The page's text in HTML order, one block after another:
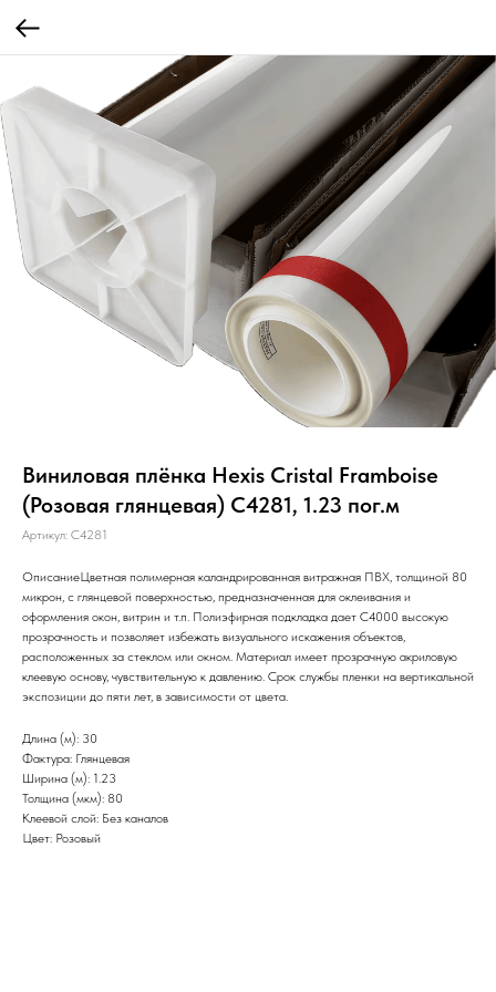
Виниловая плёнка Hexis Cristal Framboise
(Розовая глянцевая) C4281, 1.23 пог.м
Артикул: C4281
ОписаниеЦветная полимерная каландрированная витражная ПВХ, толщиной 80
микрон, с глянцевой поверхностью, предназначенная для оклеивания и
оформления окон, витрин и т.п. Полиэфирная подкладка дает С4000 высокую
прозрачность и позволяет избежать визуального искажения объектов,
расположенных за стеклом или окном. Материал имеет прозрачную акриловую
клеевую основу, чувствительную к давлению. Срок службы пленки на вертикальной
экспозиции до пяти лет, в зависимости от цвета.
Длина (м): 30
Фактура: Глянцевая
Ширина (м): 1.23
Толщина (мкм): 80
Клеевой слой: Без каналов
Цвет: Розовый